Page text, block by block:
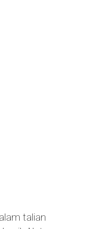
talian